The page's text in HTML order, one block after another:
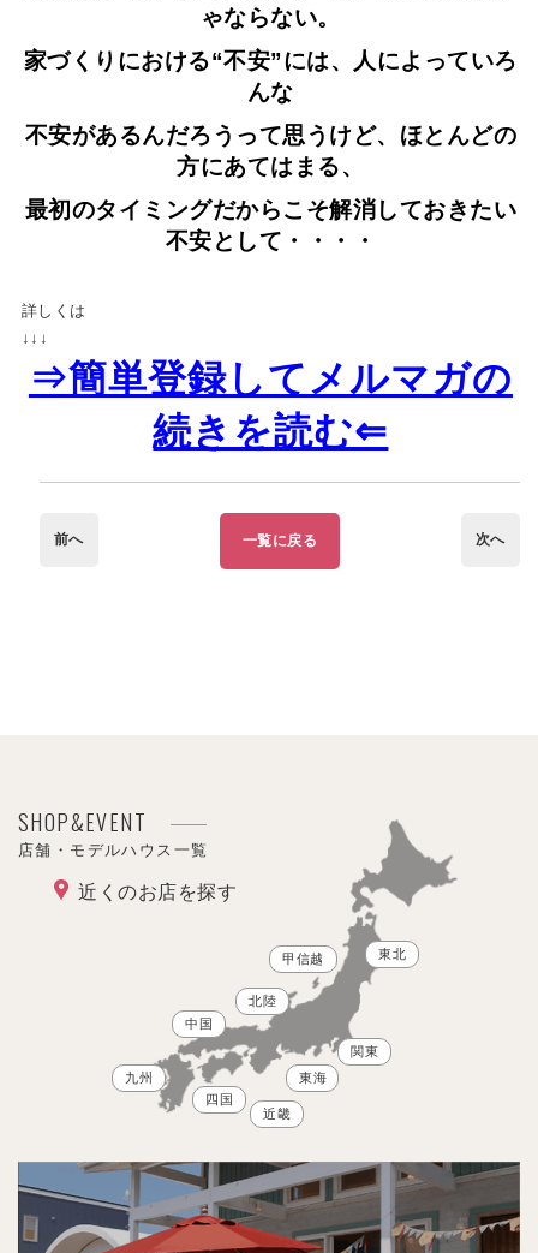
ゃならない。
家づくりにおける“不安”には、人によっていろ
んな
不安があるんだろうって思うけど、ほとんどの
方にあてはまる、
最初のタイミングだからこそ解消しておきたい
不安として・・・・
詳しくは
↓↓↓
⇒簡単登録してメルマガの
続きを読む⇐
前へ 一覧に戻る 次へ
SHOP&EVENT
店舗・モデルハウス一覧
近くのお店を探す
東北
甲信越
北陸
関東
東海
近畿
中国
四国
九州